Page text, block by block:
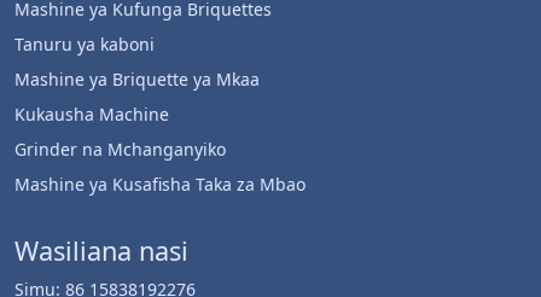
Mashine ya Kufunga Briquettes
Tanuru ya kaboni
Mashine ya Briquette ya Mkaa
Kukausha Machine
Grinder na Mchanganyiko
Mashine ya Kusafisha Taka za Mbao
Wasiliana nasi
Simu: 86 15838192276